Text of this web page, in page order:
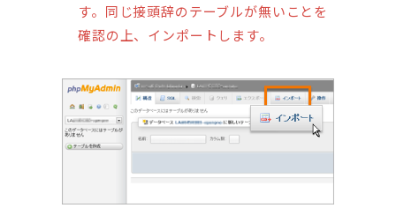
す。同じ接頭辞のテーブルが無いことを
確認の上、インポートします。